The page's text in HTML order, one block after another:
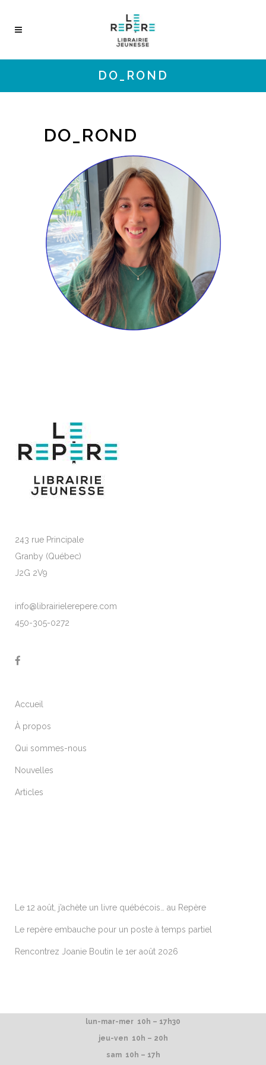
DO_ROND
DO_ROND
243 rue Principale
Granby (Québec)
J2G 2V9
info@librairielerepere.com
450-305-0272
Accueil
À propos
Qui sommes-nous
Nouvelles
Articles
Le 12 août, j’achète un livre québécois… au Repère
Le repère embauche pour un poste à temps partiel
Rencontrez Joanie Boutin le 1er août 2026
lun-mar-mer 10h – 17h30
jeu-ven 10h – 20h
sam 10h – 17h